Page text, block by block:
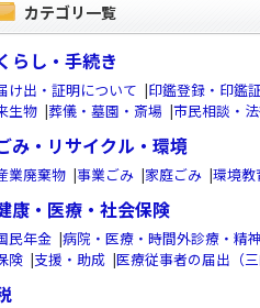
カテゴリ一覧
らし・手続き
け出・証明について |印鑑登録・印鑑
生物 |葬儀・墓園・斎場 |市民相談・
み・リサイクル・環境
業廃棄物 |事業ごみ |家庭ごみ |環境教
康・医療・社会保険
民年金 |病院・医療・時間外診療・精
険 |支援・助成 |医療従事者の届出（